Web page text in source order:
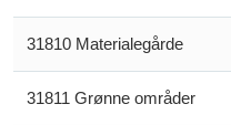
31810 Materialegårde
31811 Grønne områder